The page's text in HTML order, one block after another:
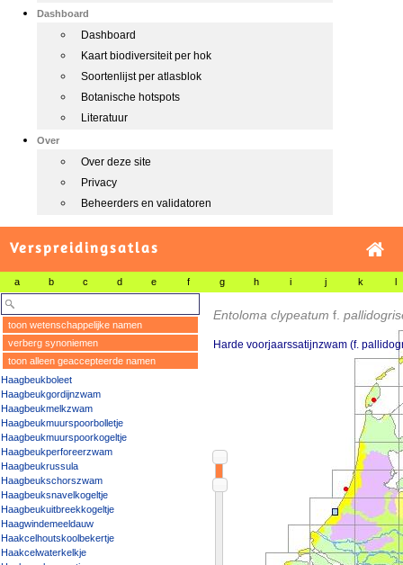
Dashboard
Dashboard
Kaart biodiversiteit per hok
Soortenlijst per atlasblok
Botanische hotspots
Literatuur
Over
Over deze site
Privacy
Beheerders en validatoren
Verspreidingsatlas
a b c d e f g h i j k l
toon wetenschappelijke namen
verberg synoniemen
toon alleen geaccepteerde namen
Haagbeukboleet
Haagbeukgordijnzwam
Haagbeukmelkzwam
Haagbeukmuurspoorbolletje
Haagbeukmuurspoorkogeltje
Haagbeukperforeerzwam
Haagbeukrussula
Haagbeukschorszwam
Haagbeuksnavelkogeltje
Haagbeukuitbreekkogeltje
Haagwindemeeldauw
Haakcelhoutskoolbekertje
Haakcelwaterkelkje
Entoloma clypeatum f.
Harde voorjaarssatijnzwam (f.